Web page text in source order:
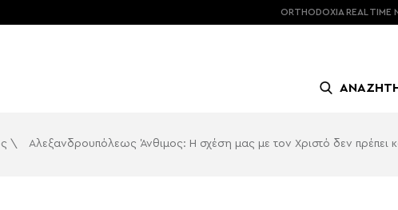
ORTHODOXIA REAL TIME
\ Αλεξανδρουπόλεως Άνθιμος: Η σχέση μας με τον Χριστό δεν πρέπει